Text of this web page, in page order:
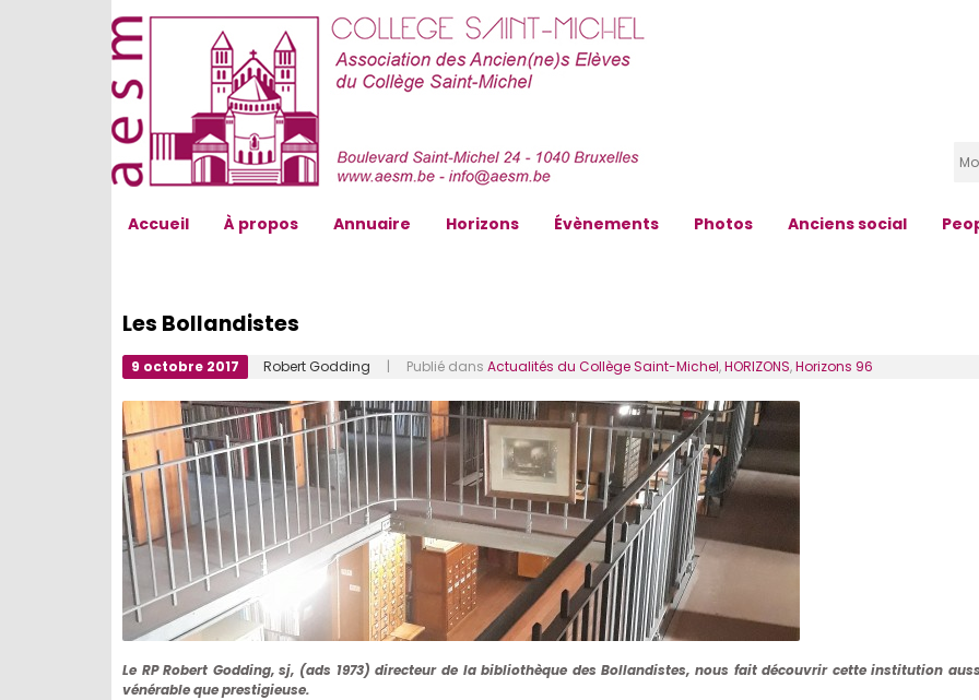
Accueil À propos Annuaire Horizons Évènements Photos Anciens social
Les Bollandistes
9 octobre 2017 Robert Godding | Publié dans Actualités du Collège Saint-Michel,HORIZONS,Horizons 96
Le RP Robert Godding, sj, (ads 1973) directeur de la bibliothèque des Bollandistes, nous fait découvrir cette institution
vénérable que prestigieuse.